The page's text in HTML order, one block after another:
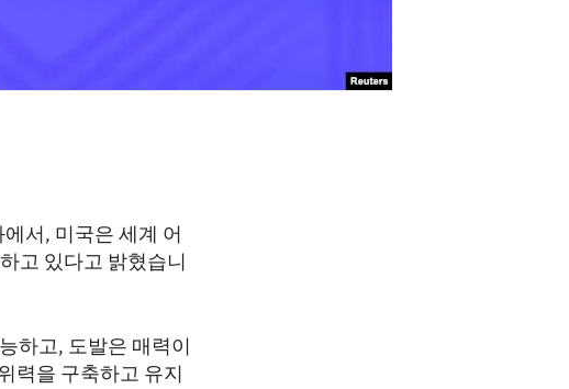
서, 미국은 세계 어
고 있다고 밝혔습니
하고, 도발은 매력이
력을 구축하고 유지